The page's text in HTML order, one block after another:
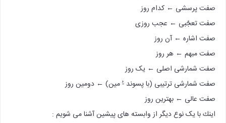
صفت پرسشی ← کدام روز
صفت تعجّبی ← عجب روزی
صفت اشاره ← آن روز
صفت مبهم ← هر روز
صفت شمارشی اصلی ← یک روز
صفت شمارشی ترتیبی (با پسوند -ُ مین) ← دومین روز
صفت عالی ← بهترین روز
اینك با یک نوع دیگر از وابسته های پیشین آشنا می شویم :